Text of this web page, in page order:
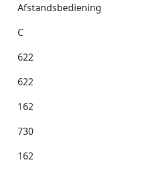
Afstandsbediening
C
622
622
162
730
162